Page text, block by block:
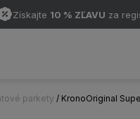
Získajte 10 % ZĽAVU za
parkety / KronoOriginal